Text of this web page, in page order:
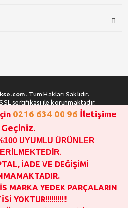
Tüm Hakları Saklıdır.
sertifikası ile korunmaktadır.
YAPMADAN ÖNCE
BİLGİSİ ALINIZ !!!
SİPARİŞ VERİLEBİLİR!!!
MARKA YEDEK PARÇALARIN
YOKTUR!!!!!!!!!!!
İPTAL, İADE VE DEĞİŞİMİ YOKTUR.
ÖRNEK TEŞKİL ETMEK İÇİNDİR.
0216 634 00 96 İletişime
Geçiniz.
UYUMLU ÜRÜNLER
.
İADE VE DEĞİŞİMİ
MARKA YEDEK PARÇALARIN
YOKTUR!!!!!!!!!!!